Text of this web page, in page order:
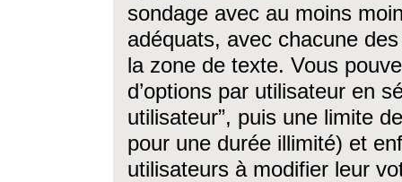
sondage avec au moins
adéquats, avec chacune
la zone de texte. Vous
d’options par utilisateur en
utilisateur”, puis une limite
pour une durée illimité) et
utilisateurs à modifier leur